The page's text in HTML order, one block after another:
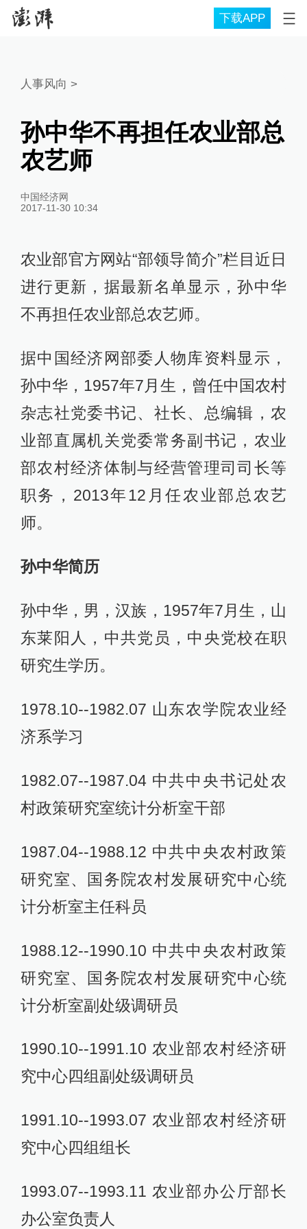
下载APP
人事风向 >
孙中华不再担任农业部总
农艺师
中国经济网
2017-11-30 10:34
农业部官方网站“部领导简介”栏目近日
进行更新，据最新名单显示，孙中华
不再担任农业部总农艺师。
据中国经济网部委人物库资料显示，
孙中华，1957年7月生，曾任中国农村
杂志社党委书记、社长、总编辑，农
业部直属机关党委常务副书记，农业
部农村经济体制与经营管理司司长等
职务，2013年12月任农业部总农艺
师。
孙中华简历
孙中华，男，汉族，1957年7月生，山
东莱阳人，中共党员，中央党校在职
研究生学历。
1978.10--1982.07 山东农学院农业经
济系学习
1982.07--1987.04 中共中央书记处农
村政策研究室统计分析室干部
1987.04--1988.12 中共中央农村政策
研究室、国务院农村发展研究中心统
计分析室主任科员
1988.12--1990.10 中共中央农村政策
研究室、国务院农村发展研究中心统
计分析室副处级调研员
1990.10--1991.10 农业部农村经济研
究中心四组副处级调研员
1991.10--1993.07 农业部农村经济研
究中心四组组长
1993.07--1993.11 农业部办公厅部长
办公室负责人